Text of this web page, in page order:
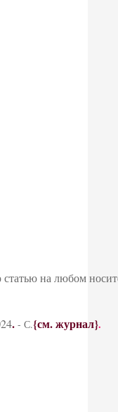
на любом
. - С.{см. журнал}.